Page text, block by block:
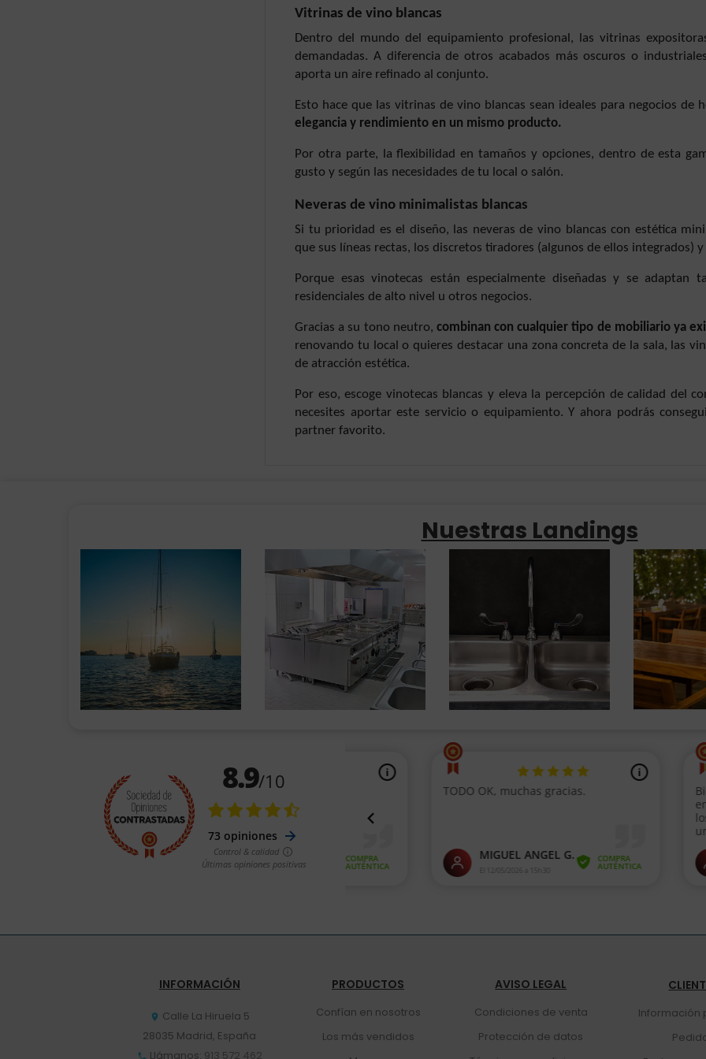
Vitrinas de vino blancas
Dentro del mundo del equipamiento profesional, las vitrinas
demandadas. A diferencia de otros acabados más oscuros o
aporta un aire refinado al conjunto.
Esto hace que las vitrinas de vino blancas sean ideales para negocios de
elegancia y rendimiento en un mismo producto.
Por otra parte, la flexibilidad en tamaños y opciones, dentro de esta
gusto y según las necesidades de tu local o salón.
Neveras de vino minimalistas blancas
Si tu prioridad es el diseño, las neveras de vino blancas con estética
que sus líneas rectas, los discretos tiradores (algunos de ellos integrados)
Porque esas vinotecas están especialmente diseñadas y se adaptan
residenciales de alto nivel u otros negocios.
Gracias a su tono neutro, combinan con cualquier tipo de mobiliario ya
renovando tu local o quieres destacar una zona concreta de la sala, las
de atracción estética.
Por eso, escoge vinotecas blancas y eleva la percepción de calidad del
necesites aportar este servicio o equipamiento. Y ahora podrás
partner favorito.
Nuestras Landings
INFORMACIÓN
 Calle La Hiruela 5
28035 Madrid, España
 Llámanos: 913 572 462
PRODUCTOS
Confían en nosotros
Los más vendidos
AVISO LEGAL
Condiciones de venta
Protección de datos
Información